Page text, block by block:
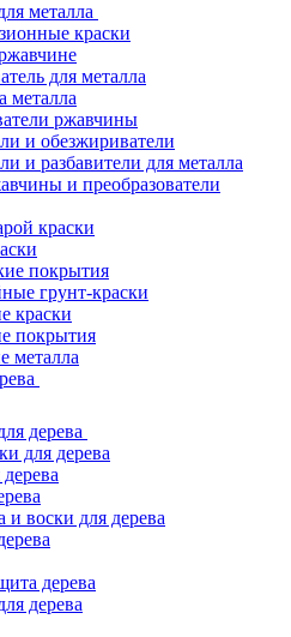
металла
краски
для металла
металла
ржавчины
и обезжириватели
и разбавители для металла
и преобразователи
краски
покрытия
грунт-краски
краски
покрытия
металла
дерева
для дерева
и воски для дерева
дерева
дерева